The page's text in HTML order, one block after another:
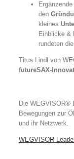
den
kleines
Einblicke &
rundeten
Titus Lindl von
futureSAX-
Die WEGVISOR®
Bewegungen zur
und ihr Netzwerk.
WEGVISOR